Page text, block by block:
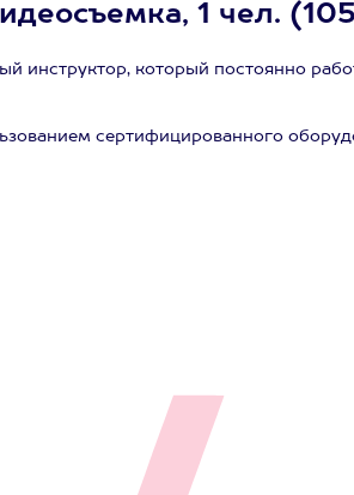
1 чел.
инструктор, который постоянно
сертифицированного